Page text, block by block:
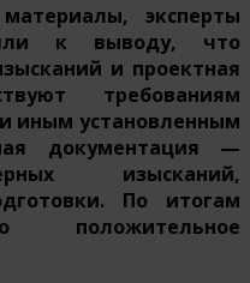
эксперты
к выводу, что
и проектная
требованиям
иным установленным
документация —
изысканий,
По итогам
положительное